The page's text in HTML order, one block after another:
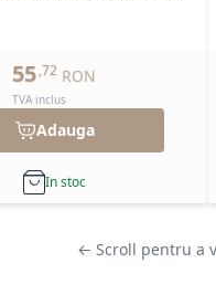
55,72 RON
TVA inclus
Adauga
In stoc
← Scroll pentru a